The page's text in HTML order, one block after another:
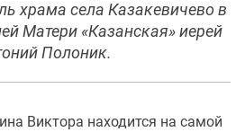
храма села Казакевичево в
Матери «Казанская» иерей
Полоник.
Виктора находится на самой